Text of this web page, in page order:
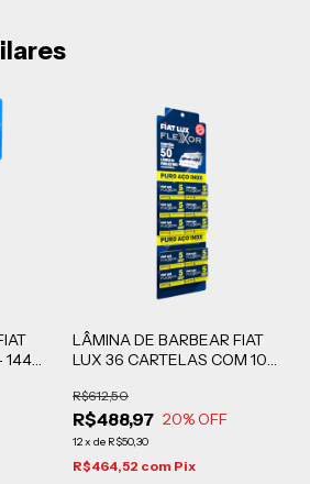
144
LÂMINA DE BARBEAR FIAT
LUX 36 CARTELAS COM 10
R$488,97
R$612,50
20% OFF
12x de R$50,30
R$464,52 com Pix